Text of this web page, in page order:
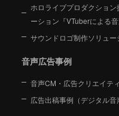
ホロライブプロダクショ
ーション 『VTuberによる
サウンドロゴ制作ソリュー
音声広告事例
音声CM・広告クリエイテ
広告出稿事例（デジタル音